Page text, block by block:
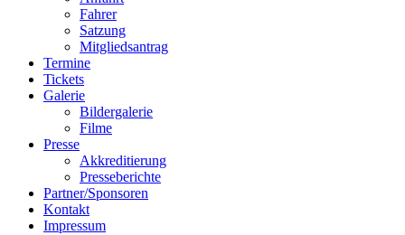
Fahrer
Satzung
Mitgliedsantrag
Termine
Tickets
Galerie
Bildergalerie
Filme
Presse
Akkreditierung
Presseberichte
Partner/Sponsoren
Kontakt
Impressum